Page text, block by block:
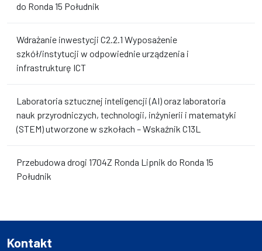
do Ronda 15 Południk
Wdrażanie inwestycji C2.2.1 Wyposażenie
szkół/instytucji w odpowiednie urządzenia i
infrastrukturę ICT
Laboratoria sztucznej inteligencji (AI) oraz laboratoria
nauk przyrodniczych, technologii, inżynierii i matematyki
(STEM) utworzone w szkołach – Wskaźnik C13L
Przebudowa drogi 1704Z Ronda Lipnik do Ronda 15
Południk
Kontakt